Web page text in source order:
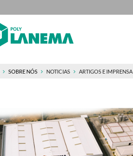
SOBRE NÓS NOTICIAS ARTIGOS E IMPRENSA